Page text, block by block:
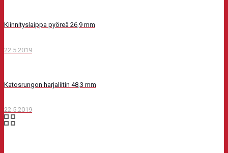
Kiinnityslaippa pyöreä 26,9 mm
22.5.2019
Katosrungon harjaliitin 48,3 mm
22.5.2019